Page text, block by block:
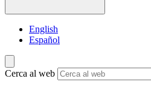
English
Español
Cerca al web